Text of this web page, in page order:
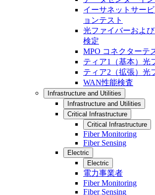
イーサネットサー
ョンテスト
光ファイバーおよ
検定
MPO コネクターテ
ティア1（基本）光
ティア2（拡張）光
WAN性能検査
Infrastructure and Utilities
Infrastructure and Utilities
Critical Infrastructure
Critical Infrastructure
Fiber Monitoring
Fiber Sensing
Electric
Electric
電力事業者
Fiber Monitoring
Fiber Sensing